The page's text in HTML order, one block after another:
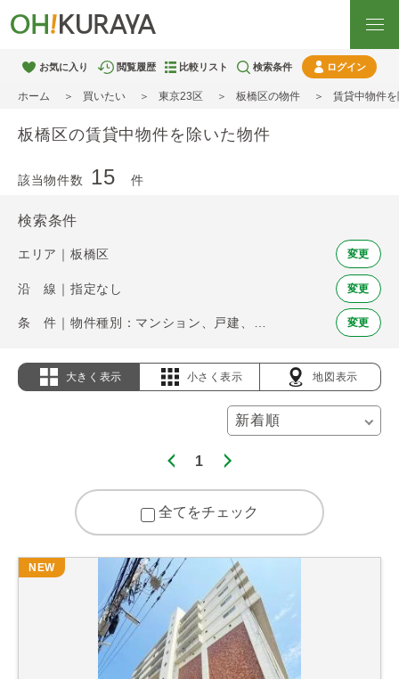
お気に入り 閲覧履歴 比較リスト 検索条件 ログイン
ホーム 買いたい 東京23区 板橋区の物件 賃貸中物件
板橋区の賃貸中物件を除いた物件
該当物件数 15 件
検索条件
エリア｜板橋区 変更
沿 線｜指定なし 変更
変更
大きく表示 小さく表示 地図表示
1
全てをチェック
NEW